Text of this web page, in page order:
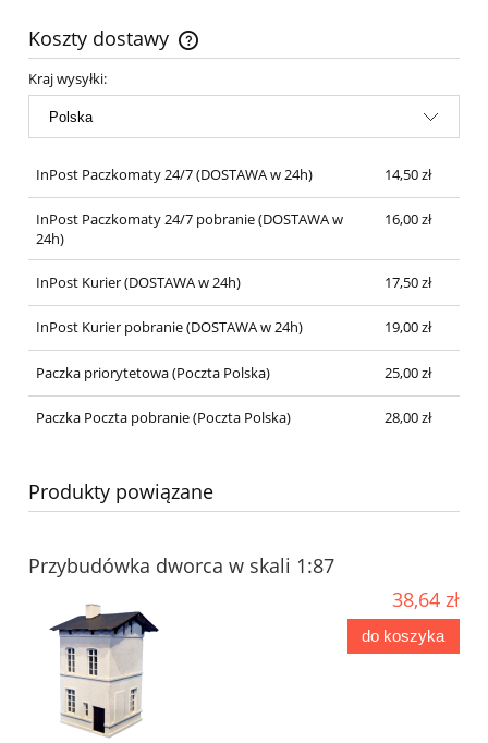
Koszty dostawy
Cena nie zawiera ewentualnych kosztów płatności
Kraj wysyłki:
InPost Paczkomaty 24/7(DOSTAWA w 24h) 14,50 zł
InPost Paczkomaty 24/7 pobranie(DOSTAWA w
24h)
16,00 zł
InPost Kurier(DOSTAWA w 24h) 17,50 zł
InPost Kurier pobranie(DOSTAWA w 24h) 19,00 zł
Paczka priorytetowa(Poczta Polska) 25,00 zł
Paczka Poczta pobranie(Poczta Polska) 28,00 zł
Produkty powiązane
Przybudó­wka dworca w skali 1:87
38,64 zł
do koszyka